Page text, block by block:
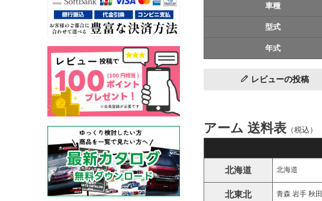
車種
型式
年式
レビューの投稿
アーム 送料表 （税込）
北海道 北海道
北東北 青森 岩手 秋田